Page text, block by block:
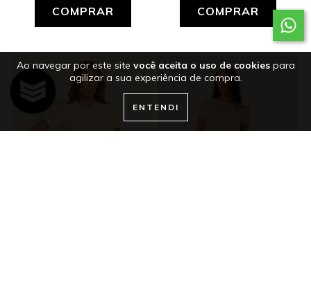
Ao navegar por este site você aceita o uso de cookiespara
agilizar a sua experiência de compra.
ENTENDI
COMPRAR COMPRAR